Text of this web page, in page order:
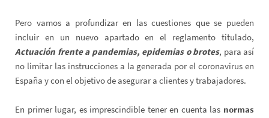
Pero vamos a profundizar en las cuestiones que se pueden
incluir en un nuevo apartado en el reglamento titulado,
Actuación frente a pandemias, epidemias o brotes, para así
no limitar las instrucciones a la generada por el coronavirus en
España y con el objetivo de asegurar a clientes y trabajadores.
En primer lugar, es imprescindible tener en cuenta las normas